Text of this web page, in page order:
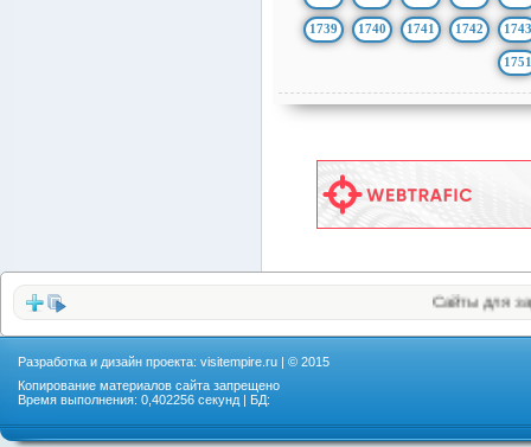
1739 1740 1741 1742 1743
1751
Сайты для
Разработка и дизайн проекта: visitempire.ru | © 2015
Копирование материалов сайта запрещено
Время выполнения: 0,402256 секунд | БД: